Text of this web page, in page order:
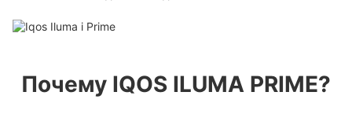
Почему IQOS ILUMA PRIME?